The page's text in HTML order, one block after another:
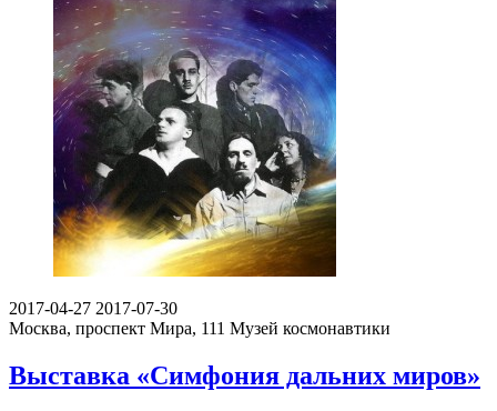
2017-04-27 2017-07-30
Москва, проспект Мира, 111 Музей космонавтики
Выставка «Симфония дальних миров»